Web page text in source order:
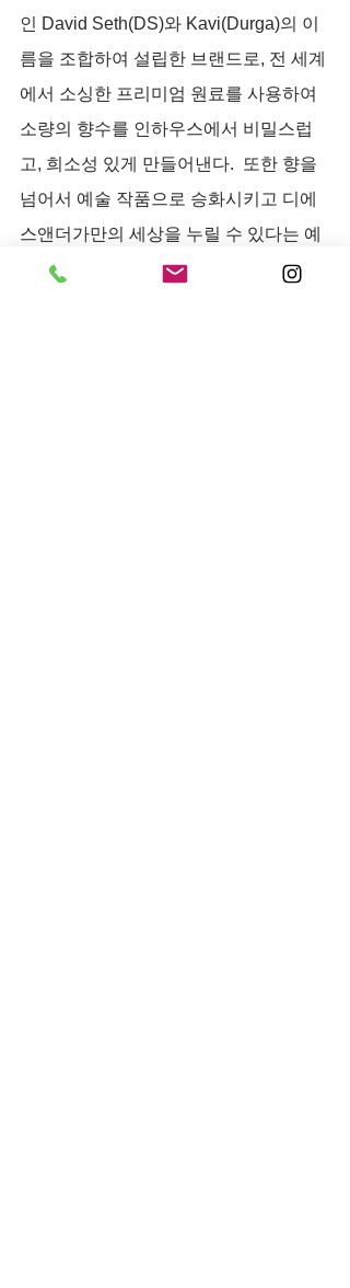
인 David Seth(DS)와 Kavi(Durga)의 이
름을 조합하여 설립한 브랜드로, 전 세계
에서 소싱한 프리미엄 원료를 사용하여
소량의 향수를 인하우스에서 비밀스럽
고, 희소성 있게 만들어낸다.  또한 향을
넘어서 예술 작품으로 승화시키고 디에
스앤더가만의 세상을 누릴 수 있다는 예
술적 측면을 강조하며 음악, 그림, 문학